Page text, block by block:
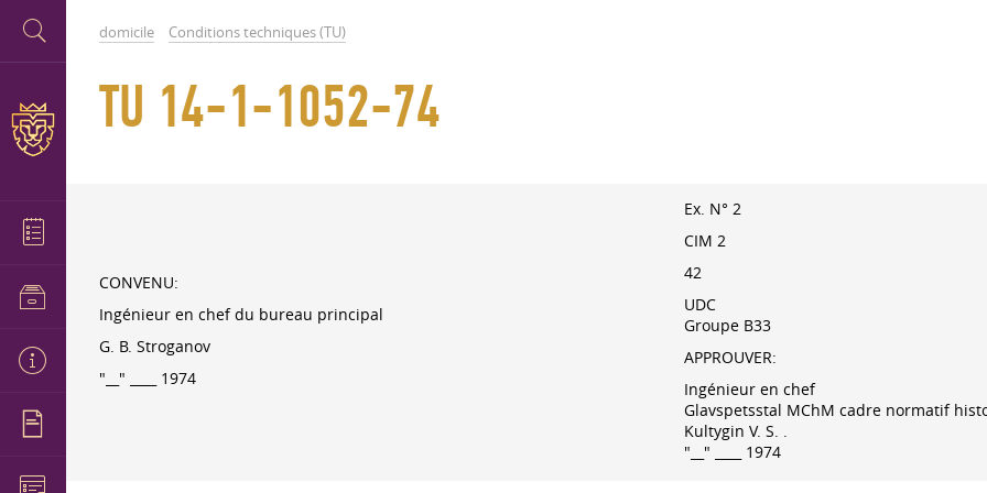
domicile Conditions techniques (TU)
TU 14-1-1052-74
CONVENU:
Ingénieur en chef du bureau principal
G. B. Stroganov
"__" ____ 1974
Ex. N° 2
CIM 2
42
UDC
Groupe B33
APPROUVER:
Ingénieur en chef
Glavspetsstal MChM cadre normatif
Kultygin V. S. .
"__" ____ 1974